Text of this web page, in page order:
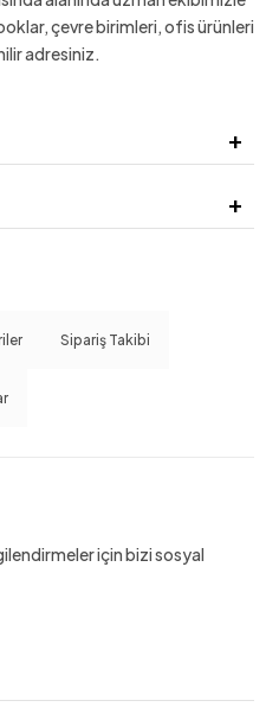
çevre birimleri, ofis ürünleri
adresiniz.
Sipariş Takibi
için bizi sosyal